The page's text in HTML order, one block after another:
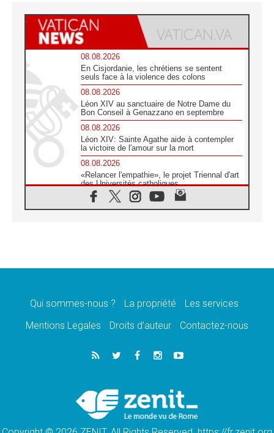
08.08.2026
En Cisjordanie, les chrétiens se sentent
seuls face à la violence des colons
08.08.2026
Léon XIV au sanctuaire de Notre Dame du
Bon Conseil à Genazzano en septembre
08.08.2026
Léon XIV: Sainte Agathe aide à contempler
la victoire de l'amour sur la mort
08.08.2026
«Relancer l'empathie», le projet Triennal d'art
des Universités catholiques
08.08.2026
Signis 2026, donner la parole aux religieuses
07.08.2026
07.08.2026
de l'Assomption et mémoire nationale
«La paix commence par l'empathie» estime
le cardinal Parolin
En Colombie, «la paix ne s'achète pas avec
une signature»
Qui sommes-nous ? La propriété
Les services
Mentions Legales
Droits d’auteur Contactez-nous